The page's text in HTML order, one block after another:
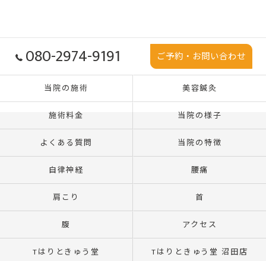
080-2974-9191 ご予約・お問い合わせ
当院の施術 美容鍼灸
施術料金 当院の様子
よくある質問 当院の特徴
自律神経 腰痛
肩こり 首
腹 アクセス
Tはりときゅう堂 Tはりときゅう堂 沼田店